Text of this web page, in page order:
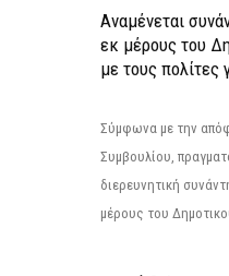
Αναμένεται
εκ μέρους του
με τους πολίτες
Σύμφωνα με την
Συμβουλίου,
διερευνητική
μέρους του